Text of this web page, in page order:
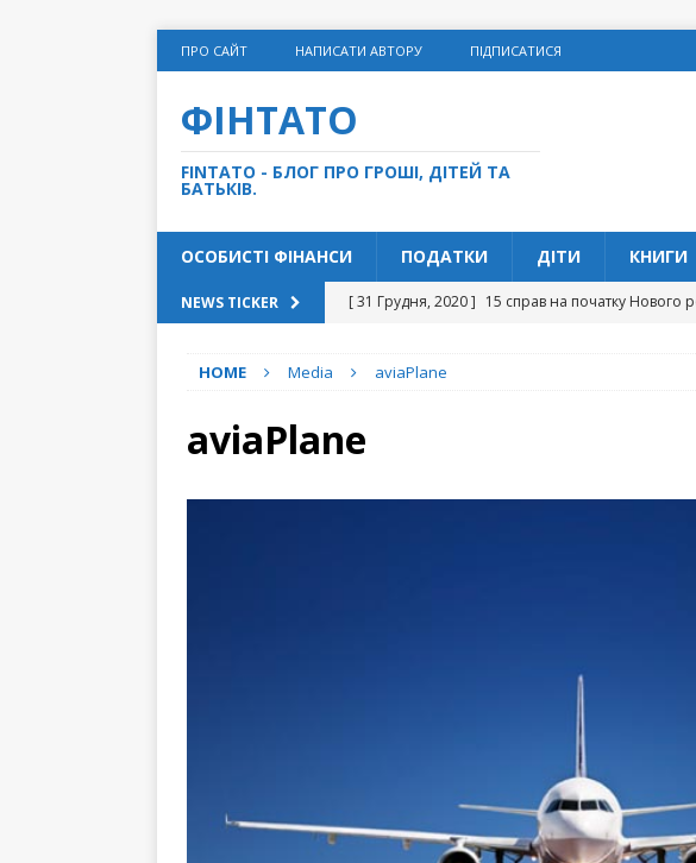
ПРО САЙТ НАПИСАТИ АВТОРУ ПІДПИСАТИСЯ
ФІНТАТО
FINTATO - БЛОГ ПРО ГРОШІ, ДІТЕЙ ТА
БАТЬКІВ.
ОСОБИСТІ ФІНАНСИ ПОДАТКИ ДІТИ КНИГИ
NEWS TICKER [ 31 Грудня, 2020 ] 15 справ на початку Нового
[ 27 Листопада, 2020 ]
ФІНАНСИ
HOME Media aviaPlane
aviaPlane